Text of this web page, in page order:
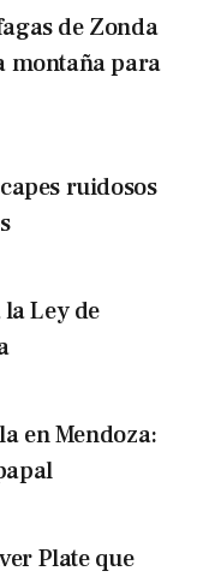
de Zonda
montaña para
ruidosos
Ley de
en Mendoza:
Plate que